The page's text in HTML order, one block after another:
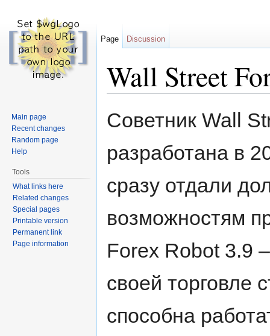
Wall Street
Советник Wall
разработана в
сразу отдали
возможностям
Forex Robot 3.9
своей торговле
способна
Page Discussion
Main page
Recent changes
Random page
Help
Tools
What links here
Related changes
Special pages
Printable version
Permanent link
Page information